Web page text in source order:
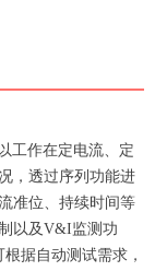
工作在定电流、定
，透过序列功能进
准位、持续时间等
以及V&I监测功
据自动测试需求，